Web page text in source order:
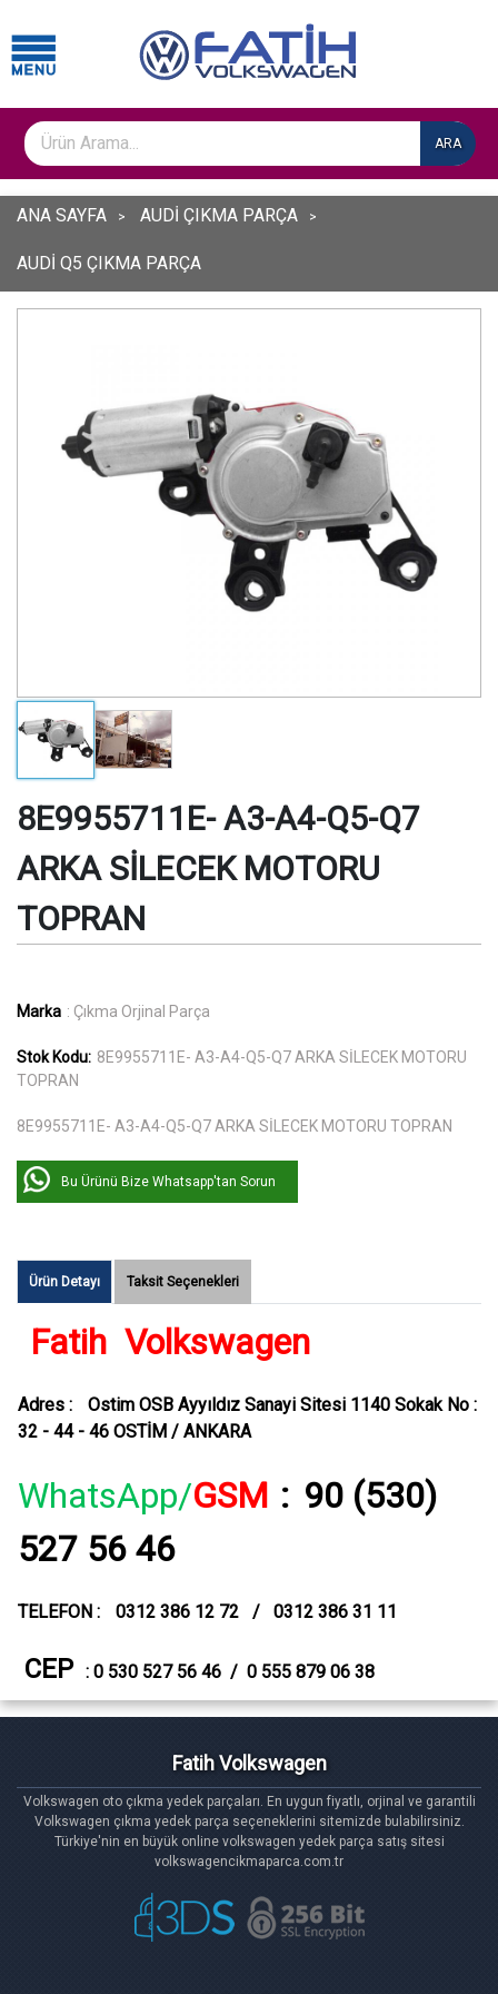
ARA
ANA SAYFA AUDİ ÇIKMA PARÇA
AUDİ Q5 ÇIKMA PARÇA
8E9955711E- A3-A4-Q5-Q7
ARKA SİLECEK MOTORU
TOPRAN
Marka : Çıkma Orjinal Parça
Stok Kodu: 8E9955711E- A3-A4-Q5-Q7 ARKA SİLECEK MOTORU
TOPRAN
8E9955711E- A3-A4-Q5-Q7 ARKA SİLECEK MOTORU TOPRAN
Bu Ürünü Bize Whatsapp'tan Sorun
Ürün Detayı Taksit Seçenekleri
Fatih Volkswagen
Adres :
Ostim OSB Ayyıldız Sanayi Sitesi 1140 Sokak No :
32 - 44 - 46 OSTİM / ANKARA
WhatsApp/GSM : 90 (530)
527 56 46
TELEFON : 0312 386 12 72 / 0312 386 31 11
CEP : 0 530 527 56 46 / 0 555 879 06 38
Fatih Volkswagen
Volkswagen oto çıkma yedek parçaları. En uygun fiyatlı, orjinal ve garantili
Volkswagen çıkma yedek parça seçeneklerini sitemizde bulabilirsiniz.
Türkiye'nin en büyük online volkswagen yedek parça satış sitesi
volkswagencikmaparca.com.tr